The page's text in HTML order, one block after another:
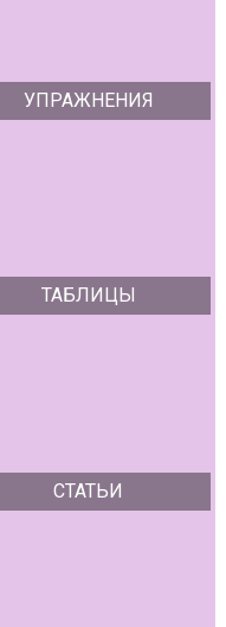
УПРАЖНЕНИЯ
ТАБЛИЦЫ
СТАТЬИ